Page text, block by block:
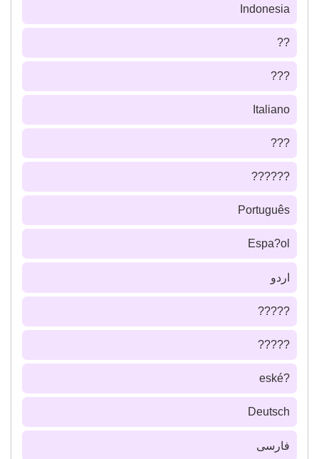
Indonesia
??
???
Italiano
???
??????
Português
Espa?ol
اردو
?????
?????
?eské
Deutsch
فارسى